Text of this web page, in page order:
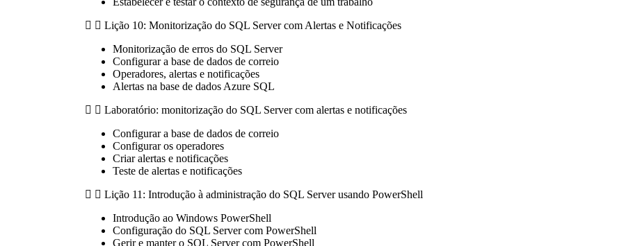
Lição 10: Monitorização do SQL Server com Alertas e Notificações
Monitorização de erros do SQL Server
Configurar a base de dados de correio
Operadores, alertas e notificações
Alertas na base de dados Azure SQL
Laboratório: monitorização do SQL Server com alertas e notificações
Configurar a base de dados de correio
Configurar os operadores
Criar alertas e notificações
Teste de alertas e notificações
Lição 11: Introdução à administração do SQL Server usando PowerShell
Introdução ao Windows PowerShell
Configuração do SQL Server com PowerShell
Gerir e manter o SQL Server com PowerShell